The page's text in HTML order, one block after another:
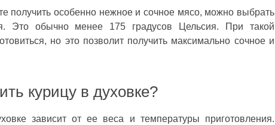
получить особенно нежное и сочное мясо, можно выбрать
Это обычно менее 175 градусов Цельсия. При такой
но это позволит получить максимально сочное и
курицу в духовке?
зависит от ее веса и температуры приготовления.